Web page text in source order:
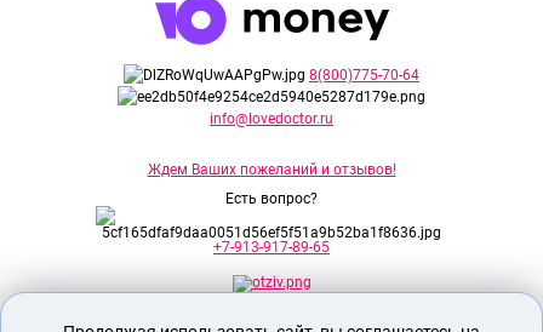
8(800)775-70-64
info@lovedoctor.ru
Ждем Ваших пожеланий и отзывов!
Есть вопрос?
+7-913-917-89-65